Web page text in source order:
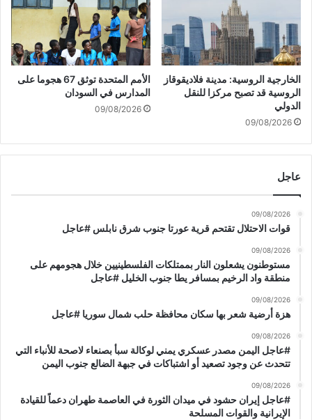
الخارجية الروسية: مدينة فلاديقوقاز
الروسية قد تصبح مركزا للنقل
الدولي
09/08/2026
الأمم المتحدة توثق 67 هجوما على
المدارس في السودان
09/08/2026
عاجل
09/08/2026
قوات الاحتلال تقتحم قرية عورتا جنوب شرق نابلس #عاجل
09/08/2026
مستوطنون يشعلون النار بممتلكات الفلسطينيين خلال هجومهم على
منطقة واد الرخيم بمسافر يطا جنوب الخليل #عاجل
09/08/2026
هزة أرضية شعر بها سكان محافظة حلب شمال سوريا #عاجل
09/08/2026
#عاجل اليمن مصدر عسكري يمني لوكالة سبأ بصنعاء لاصحة للأنباء التي
تتحدث عن وجود تصعيد أو اشتباكات في جبهة الضالع جنوب اليمن
09/08/2026
#عاجل إيران حشود في ميدان الثورة في العاصمة طهران دعماً للقيادة
الإيرانية والقوات المسلحة